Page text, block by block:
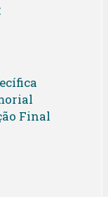
Final